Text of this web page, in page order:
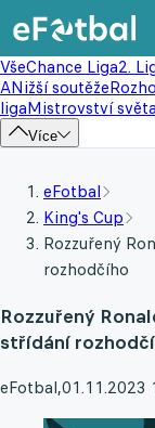
VšeChance Liga2.
ANižší soutěže
ligaMistrovství světa
Více
eFotbal
King's Cup
Rozzuřený
rozhodčího
Rozzuřený
střídání
eFotbal,01.11.2023